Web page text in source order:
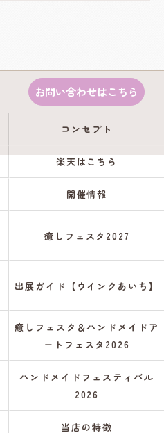
お問い合わせはこちら
コンセプト
楽天はこちら
開催情報
癒しフェスタ2027
出展ガイド【ウインクあいち】
癒しフェスタ＆ハンドメイドア
ートフェスタ2026
ハンドメイドフェスティバル
2026
当店の特徴